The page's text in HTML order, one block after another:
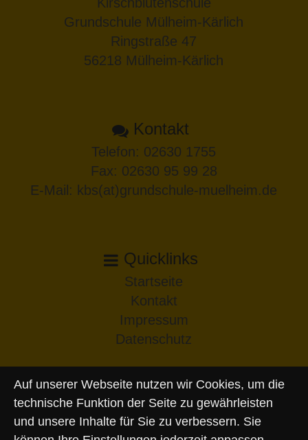
Grundschule Mülheim-Kärlich
Ringstraße 47
56218 Mülheim-Kärlich
Kontakt
Telefon: 02630 1755
Fax: 02630 95 99 28
E-Mail: kbs(at)grundschule-muelheim.de
Quicklinks
Startseite
Kontakt
Impressum
Datenschutz
Auf unserer Webseite nutzen wir Cookies, um die
technische Funktion der Seite zu gewährleisten
und unsere Inhalte für Sie zu verbessern. Sie